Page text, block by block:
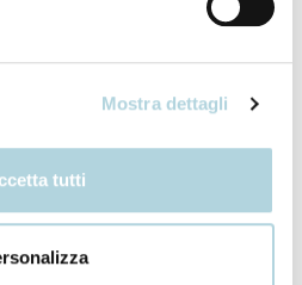
Mostra dettagli
tutti
per sigillare